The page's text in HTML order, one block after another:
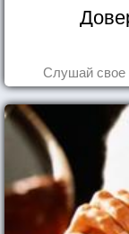
Слушай свое